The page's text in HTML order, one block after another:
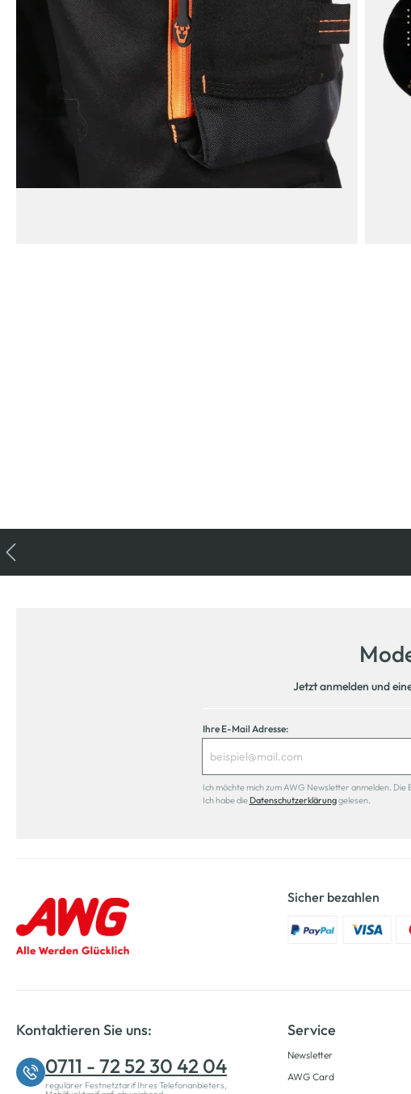
Jetzt anmelden und
Ihre E-Mail Adresse:
Ich möchte mich zum AWG Newsletter anmelden.
Ich habe die Datenschutzerklärunggelesen.
Sicher bezahlen
Kontaktieren Sie uns:
0711 - 72 52 30 42 04
regulärer Festnetztarif Ihres Telefonanbieters,
Service
Newsletter
AWG Card